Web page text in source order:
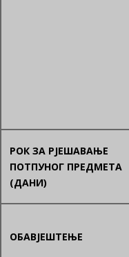
РОК ЗА РЈЕШАВАЊЕ
ПОТПУНОГ ПРЕДМЕТА
(ДАНИ)
ОБАВЈЕШТЕЊЕ